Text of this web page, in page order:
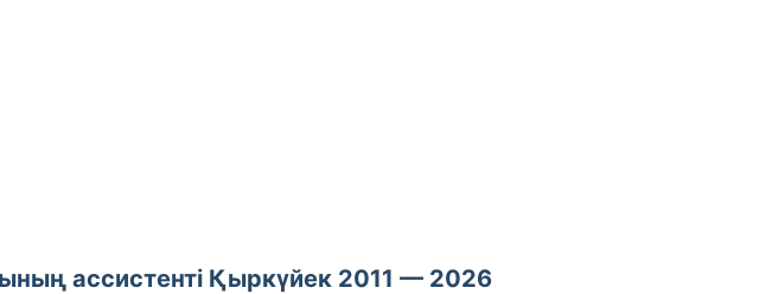
ассистенті Қыркүйек 2011 — 2026